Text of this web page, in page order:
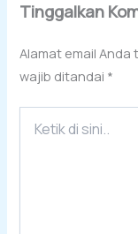
Tinggalkan
Alamat email Anda
wajib ditandai *